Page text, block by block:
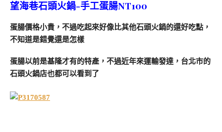
望海巷石頭火鍋-手工蛋腸NT100
蛋腸價格小貴，不過吃起來好像比其他石頭火鍋的還好吃點，
不知道是錯覺還是怎樣
蛋腸以前是基隆才有的特產，不過近年來運輸發達，台北市的
石頭火鍋店也都可以看到了